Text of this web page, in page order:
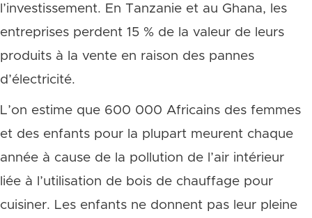
l’investissement. En Tanzanie et au Ghana, les
entreprises perdent 15 % de la valeur de leurs
produits à la vente en raison des pannes
d’électricité.
L’on estime que 600 000 Africains des femmes
et des enfants pour la plupart meurent chaque
année à cause de la pollution de l’air intérieur
liée à l’utilisation de bois de chauffage pour
cuisiner. Les enfants ne donnent pas leur pleine